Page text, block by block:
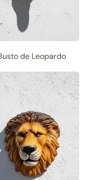
de Leopardo